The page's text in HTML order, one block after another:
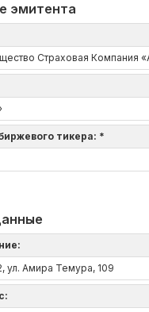
эмитента
Страховая Компания
тикера: *
ул. Амира Темура, 109